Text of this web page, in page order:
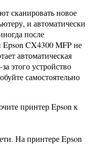
сканировать новое
и автоматически
после
Epson CX4300 MFP не
автоматическая
этого устройство
самостоятельно
принтер Epson к
На принтере Epson